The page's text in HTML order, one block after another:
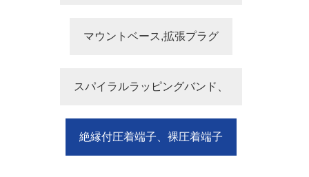
マウントベース,拡張プラグ
スパイラルラッピングバンド、
絶縁付圧着端子、裸圧着端子